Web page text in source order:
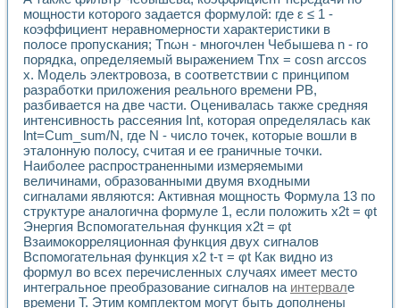
Лазерный профилометр
Применение средств NATIONAL INSTRUMENTS для
Разработка автоматизированного стенда для
Автоматизированный стенд рентгеновской диагностики
Высокочувствительные оптоэлектронные
Установка для измерения диэлектрических свойств
Исследование кинетики зарождения и развития
Лабораторный электрический импедансный томограф на
Микрозондовая система для характеризации
Метод траекторий в исследовании
Промышленная автоматизация
Автоматизация технологических процессов получения
Использование систем технического зрения для контроля
Исследование электромагнитных переходных процессов
Применение LabVIEW при разработке обучающих
Разработка виртуальных тренажеров путем
Система блокировок, сигнализации и защиты ускорителя
Система сбора данных и управления процессом
мощности которого задается формулой: где ε ≤ 1 -
коэффициент неравномерности характеристики в
полосе пропускания; Тnωн - многочлен Чебышева n - го
порядка, определяемый выражением Тnх = cosn arccos
x. Модель электровоза, в соответствии с принципом
разработки приложения реального времени РВ,
разбивается на две части. Оценивалась также средняя
интенсивность рассеяния Int, которая определялась как
lnt=Cum_sum/N, где N - число точек, которые вошли в
эталонную полосу, считая и ее граничные точки.
Наиболее распространенными измеряемыми
величинами, образованными двумя входными
сигналами являются: Активная мощность Формула 13 по
структуре аналогична формуле 1, если положить x2t = φt
Энергия Вспомогательная функция x2t = φt
Взаимокорреляционная функция двух сигналов
Вспомогательная функция x2 t-τ = φt Как видно из
формул во всех перечисленных случаях имеет место
интегральное преобразование сигналов на интервале
времени Т. Этим комплектом могут быть дополнены